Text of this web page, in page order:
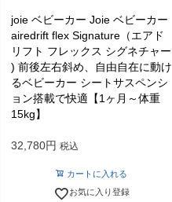
joie ベビーカー Joie ベビーカー
airedrift flex Signature（エアド
リフト フレックス シグネチャー
) 前後左右斜め、自由自在に動け
るベビーカー シートサスペンシ
ョン搭載で快適【1ヶ月～体重
15kg】
32,780 税込
カートに入れる
お気に入り登録